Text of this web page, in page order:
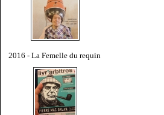
2016 - La Femelle du requin